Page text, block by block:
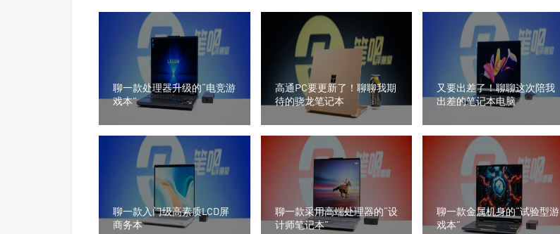
聊一款处理器升级的“电竞游
戏本”
高通PC要更新了！聊聊我期
待的骁龙笔记本
又要出差了！聊聊这次陪我
出差的笔记本电脑
聊一款入门级高素质LCD屏
商务本
聊一款采用高端处理器的“设
计师笔记本”
聊一款金属机身的“试验型游
戏本”